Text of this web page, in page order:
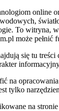
online
To witryna,
może
się tu
tylko
na